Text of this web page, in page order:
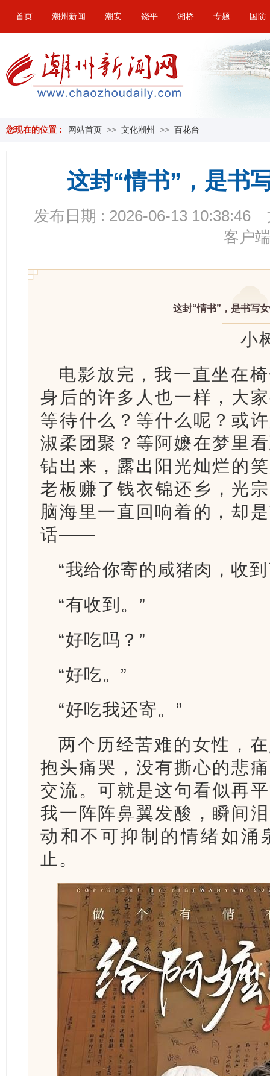
首页 潮州新闻 潮安 饶平 湘桥 专题 国防
您现在的位置 : 网站首页 >> 文化潮州 >> 百花台
这封“情书”，是书
发布日期 : 2026-06-13 10:38:46
客户端
这封“情书”，是书写
小
电影放完，我一直坐在
身后的许多人也一样，大
等待什么？等什么呢？或
淑柔团聚？等阿嬷在梦里
钻出来，露出阳光灿烂的
老板赚了钱衣锦还乡，光
脑海里一直回响着的，却
话——
“我给你寄的咸猪肉，收
“有收到。”
“好吃吗？”
“好吃。”
“好吃我还寄。”
两个历经苦难的女性，
抱头痛哭，没有撕心的悲
交流。可就是这句看似再
我一阵阵鼻翼发酸，瞬间
动和不可抑制的情绪如涌
止。